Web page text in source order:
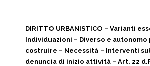
DIRITTO URBANISTICO – Varianti
Individuazioni – Diverso e autonomo
costruire – Necessità – Interventi
denuncia di inizio attività – Art. 22